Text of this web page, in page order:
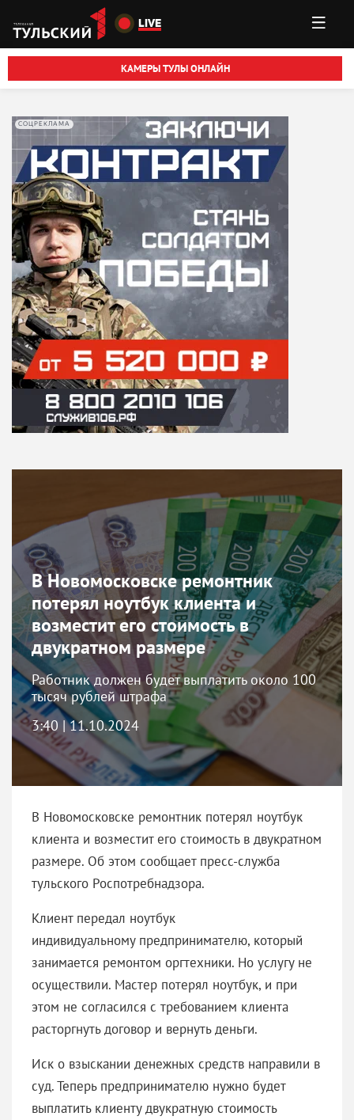
Перейти к основному содержанию
LIVE
КАМЕРЫ ТУЛЫ ОНЛАЙН
СОЦРЕКЛАМА
В Новомосковске ремонтник
потерял ноутбук клиента и
возместит его стоимость в
двукратном размере
Работник должен будет выплатить около 100
тысяч рублей штрафа
3:40 | 11.10.2024
В Новомосковске ремонтник потерял ноутбук
клиента и возместит его стоимость в двукратном
размере. Об этом сообщает пресс-служба
тульского Роспотребнадзора.
Клиент передал ноутбук
индивидуальному предпринимателю, который
занимается ремонтом оргтехники. Но услугу не
осуществили. Мастер потерял ноутбук, и при
этом не согласился с требованием клиента
расторгнуть договор и вернуть деньги.
Иск о взыскании денежных средств направили в
суд. Теперь предпринимателю нужно будет
выплатить клиенту двукратную стоимость